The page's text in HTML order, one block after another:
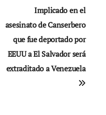
Implicado en el
asesinato de Canserbero
que fue deportado por
EEUU a El Salvador será
extraditado a Venezuela